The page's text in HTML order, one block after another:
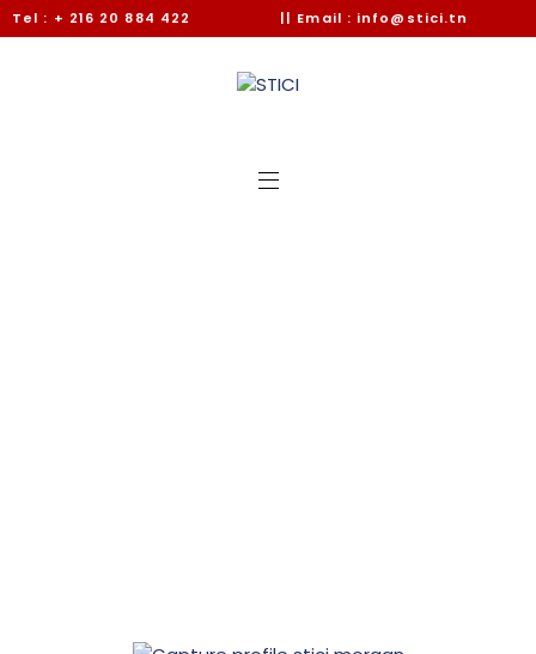
Tel : + 216 20 884 422 || Email : info@stici.tn